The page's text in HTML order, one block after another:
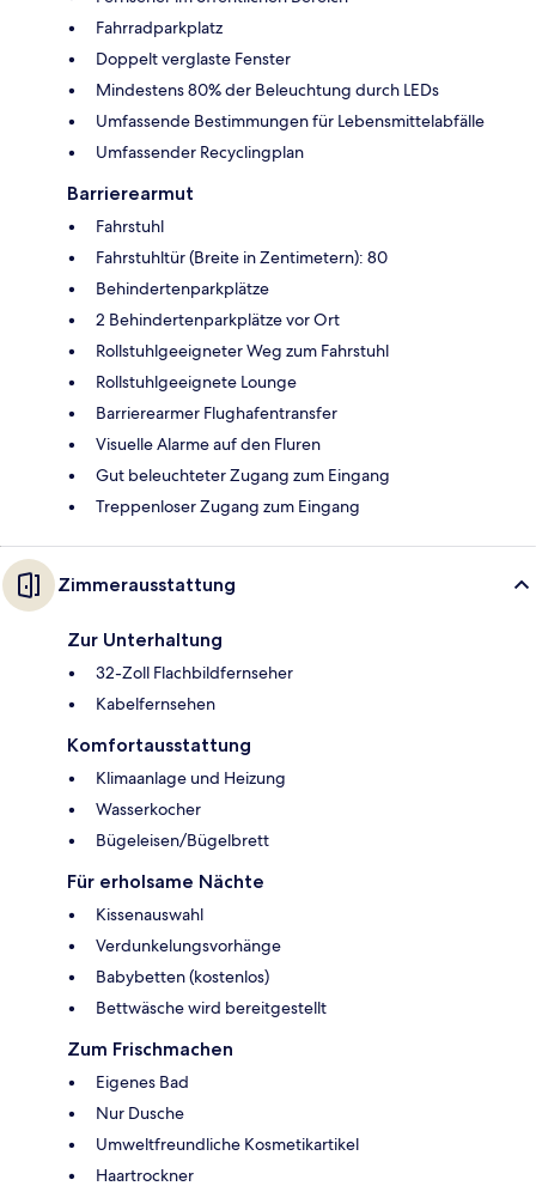
Fahrradparkplatz
Doppelt verglaste Fenster
Mindestens 80% der Beleuchtung durch LEDs
Umfassende Bestimmungen für Lebensmittelabfälle
Umfassender Recyclingplan
Barrierearmut
Fahrstuhl
Fahrstuhltür (Breite in Zentimetern): 80
Behindertenparkplätze
2 Behindertenparkplätze vor Ort
Rollstuhlgeeigneter Weg zum Fahrstuhl
Rollstuhlgeeignete Lounge
Barrierearmer Flughafentransfer
Visuelle Alarme auf den Fluren
Gut beleuchteter Zugang zum Eingang
Treppenloser Zugang zum Eingang
Zimmerausstattung
Zur Unterhaltung
32-Zoll Flachbildfernseher
Kabelfernsehen
Komfortausstattung
Klimaanlage und Heizung
Wasserkocher
Bügeleisen/Bügelbrett
Für erholsame Nächte
Kissenauswahl
Verdunkelungsvorhänge
Babybetten (kostenlos)
Bettwäsche wird bereitgestellt
Zum Frischmachen
Eigenes Bad
Nur Dusche
Umweltfreundliche Kosmetikartikel
Haartrockner